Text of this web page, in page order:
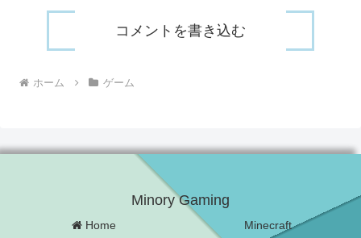
コメントを書き込む
ホーム ゲーム
Minory Gaming
Home
Minecraft